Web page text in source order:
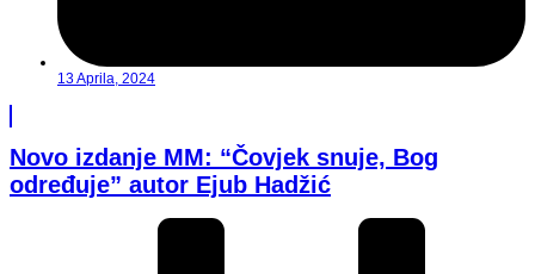
13 Aprila, 2024
Novo izdanje MM: “Čovjek snuje, Bog
određuje” autor Ejub Hadžić